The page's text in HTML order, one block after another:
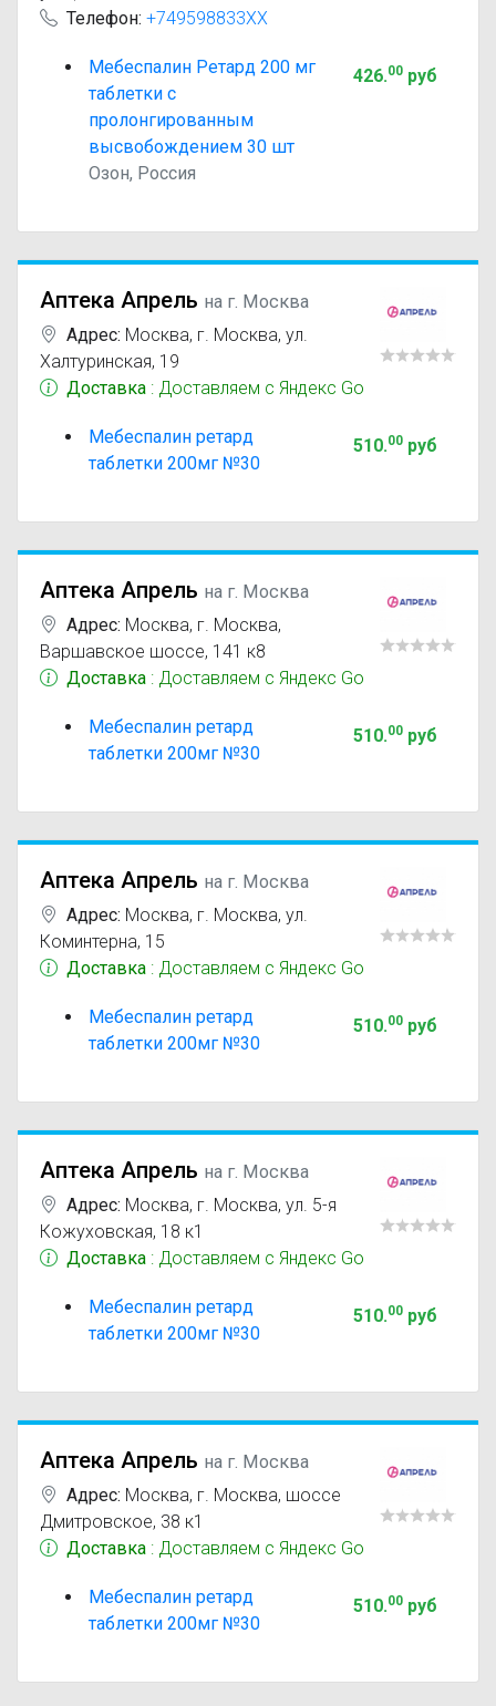
Телефон: +749598833XX
Мебеспалин Ретард 200 мг
таблетки с
пролонгированным
высвобождением 30 шт
Озон, Россия
426.00руб
Аптека Апрель на г. Москва
Адрес: Москва, г. Москва, ул.
Халтуринская, 19
Доставка : Доставляем с Яндекс Go
Мебеспалин ретард
таблетки 200мг №30
510.00руб
Аптека Апрель на г. Москва
Адрес: Москва, г. Москва,
Варшавское шоссе, 141 к8
Доставка : Доставляем с Яндекс Go
Мебеспалин ретард
таблетки 200мг №30
510.00руб
Аптека Апрель на г. Москва
Адрес: Москва, г. Москва, ул.
Коминтерна, 15
Доставка : Доставляем с Яндекс Go
Мебеспалин ретард
таблетки 200мг №30
510.00руб
Аптека Апрель на г. Москва
Адрес: Москва, г. Москва, ул. 5-я
Кожуховская, 18 к1
Доставка : Доставляем с Яндекс Go
Мебеспалин ретард
таблетки 200мг №30
510.00руб
Аптека Апрель на г. Москва
Адрес: Москва, г. Москва, шоссе
Дмитровское, 38 к1
Доставка : Доставляем с Яндекс Go
Мебеспалин ретард
таблетки 200мг №30
510.00руб